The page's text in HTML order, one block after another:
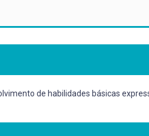
de habilidades básicas